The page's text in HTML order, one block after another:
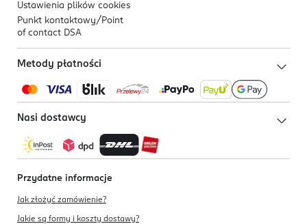
Ustawienia plików cookies
Punkt kontaktowy/ Point
of contact DSA
Metody płatności
Nasi dostawcy
Przydatne informacje
Jak złożyć zamówienie?
Jakie są formy i koszty dostawy?